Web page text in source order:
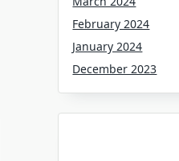
February 2024
January 2024
December 2023